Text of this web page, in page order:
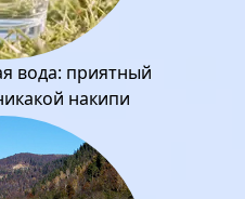
вода: приятный
накипи